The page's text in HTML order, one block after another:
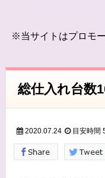
※当サイトはプロモ
総仕入れ台数
2020.07.24 目安時間